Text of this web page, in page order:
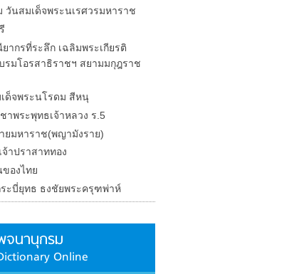
วันสมเด็จพระนเรศวรมหาราช
ากรที่ระลึก เฉลิมพระเกียรติ
รมโอรสาธิราชฯ สยามมกุฎราช
ด็จพระนโรดม สีหนุ
าพระพุทธเจ้าหลวง ร.5
ยมหาราช(พญามังราย)
จ้าปราสาททอง
องไทย
ะบี่ยุทธ ธงชัยพระครุฑพ่าห์
จนานุกรม
Online